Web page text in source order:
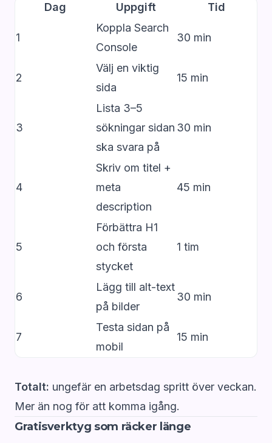
Dag Uppgift Tid
1
Koppla Search
Console
30 min
2
Välj en viktig
sida
15 min
3
Lista 3–5
sökningar sidan
ska svara på
30 min
4
Skriv om titel +
meta
description
45 min
5
Förbättra H1
och första
stycket
1 tim
6
Lägg till alt-text
på bilder
30 min
7
Testa sidan på
mobil
15 min
Totalt: ungefär en arbetsdag spritt över veckan.
Mer än nog för att komma igång.
Gratisverktyg som räcker länge